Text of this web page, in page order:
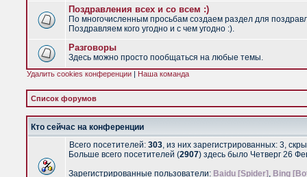
Поздравления всех и со всем :)
По многочисленным просьбам создаем раздел для
Поздравляем кого угодно и с чем угодно :).
Разговоры
Здесь можно просто пообщаться на любые темы.
Удалить cookies конференции | Наша команда
Список форумов
Кто сейчас на конференции
Всего посетителей: 303, из них зарегистрированных: 3,
Больше всего посетителей (2907) здесь было Четверг 26
Зарегистрированные пользователи: Baidu [Spider] , Bing